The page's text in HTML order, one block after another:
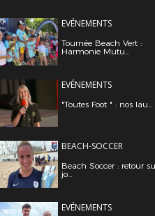
EVÉNEMENTS
Tournée Beach Vert :
Harmonie Mutu...
EVÉNEMENTS
"Toutes Foot " : nos lau...
BEACH-SOCCER
Beach Soccer : retour
jo...
EVÉNEMENTS